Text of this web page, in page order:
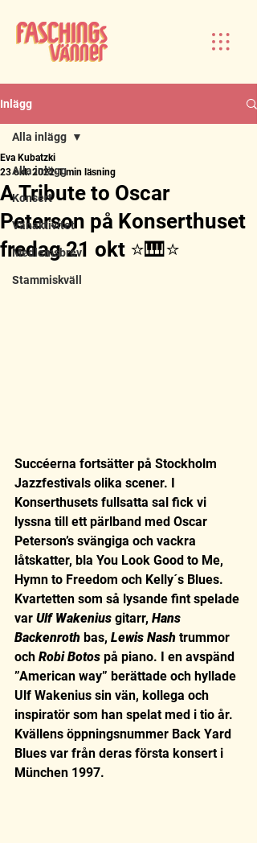
Inlägg
Alla inlägg
Konsert
Vänaktivitet
Medlemsbrev
Stammiskväll
Alla inlägg
A Tribute to Oscar
Peterson på Konserthuset
fredag 21 okt ⭐️🎹⭐️
Eva Kubatzki
23 okt. 2022 1 min läsning
Succéerna fortsätter på Stockholm
Jazzfestivals olika scener. I
Konserthusets fullsatta sal fick vi
lyssna till ett pärlband med Oscar
Peterson’s svängiga och vackra
låtskatter, bla You Look Good to Me,
Hymn to Freedom och Kelly´s Blues.
Kvartetten som så lysande fint spelade
var Ulf Wakenius gitarr, Hans
Backenroth bas, Lewis Nash trummor
och Robi Botos på piano. I en avspänd
”American way” berättade och hyllade
Ulf Wakenius sin vän, kollega och
inspiratör som han spelat med i tio år.
Kvällens öppningsnummer Back Yard
Blues var från deras första konsert i
München 1997.